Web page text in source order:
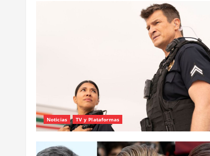
Noticias TV y Plataformas